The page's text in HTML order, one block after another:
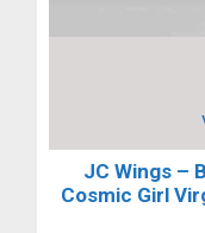
JC Wings –
Cosmic Girl